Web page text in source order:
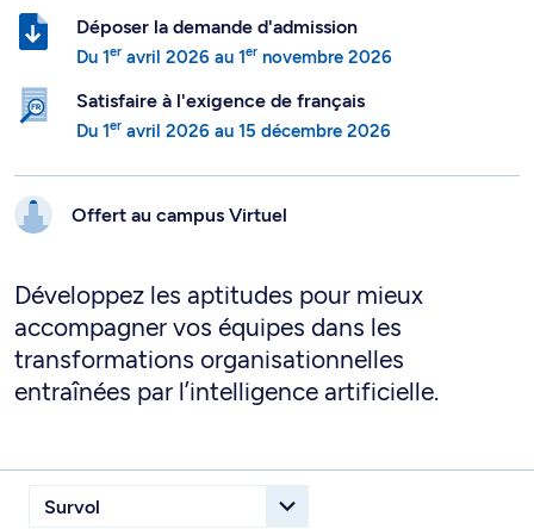
Déposer la demande d'admission
Du 1er avril 2026 au 1er novembre 2026
Satisfaire à l'exigence de français
Du 1er avril 2026 au 15 décembre 2026
Offert au campus Virtuel
Développez les aptitudes pour mieux
accompagner vos équipes dans les
transformations organisationnelles
entraînées par l’intelligence artificielle.